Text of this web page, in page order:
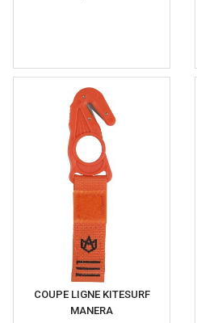
COUPE LIGNE KITESURF
MANERA